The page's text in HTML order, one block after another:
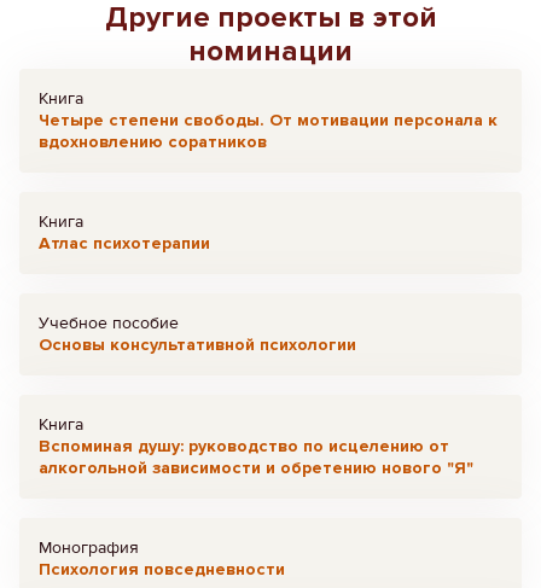
Другие проекты в этой
номинации
Книга
Четыре степени свободы. От мотивации персонала к
вдохновлению соратников
Книга
Атлас психотерапии
Учебное пособие
Основы консультативной психологии
Книга
Вспоминая душу: руководство по исцелению от
алкогольной зависимости и обретению нового "Я"
Монография
Психология повседневности